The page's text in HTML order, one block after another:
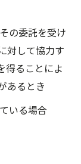
の委託を受け
対して協力す
得ることによ
あるとき
いる場合